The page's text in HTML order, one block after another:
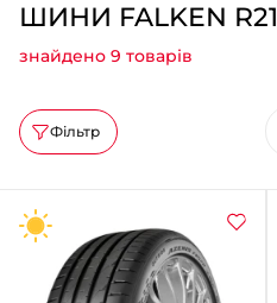
ШИНИ FALKEN R21
знайдено 9 товарів
Фільтр